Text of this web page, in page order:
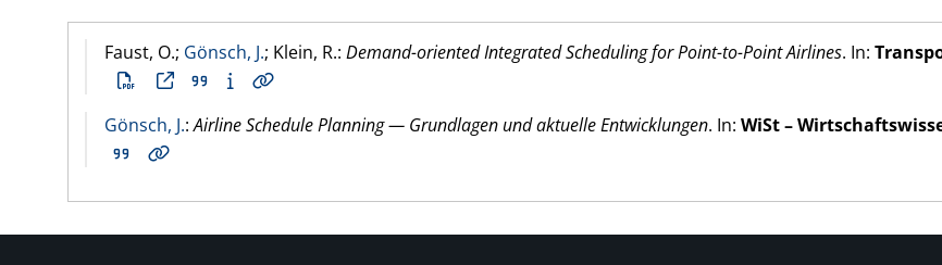
Faust, O.; Gönsch, J.; Klein, R.: Demand-oriented Integrated Scheduling for Point-to-Point Airlines. In:
Gönsch, J.:Airline Schedule Planning — Grundlagen und aktuelle Entwicklungen. In: WiSt –